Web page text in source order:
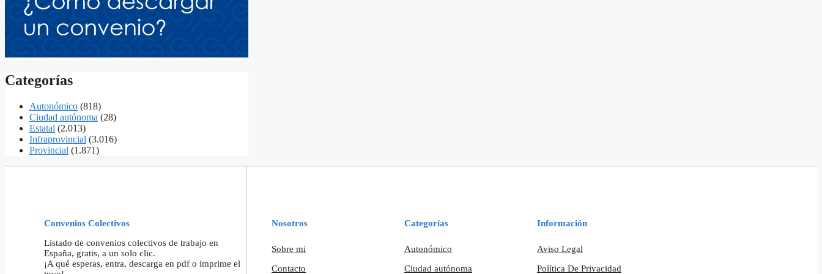
Categorías
Autonómico (818)
Ciudad autónoma (28)
Estatal (2.013)
Infraprovincial (3.016)
Provincial (1.871)
Convenios Colectivos
Listado de convenios colectivos de trabajo en
España, gratis, a un solo clic.
¡A qué esperas, entra, descarga en pdf o imprime el
Nosotros
Sobre mi
Contacto
Categorías
Autonómico
Ciudad autónoma
Información
Aviso Legal
Política De Privacidad